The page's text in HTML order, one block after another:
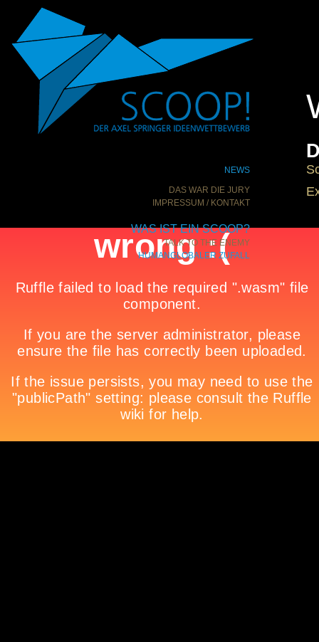
NEWS
DAS WAR DIE JURY
IMPRESSUM / KONTAKT
WAS IST EIN SCOOP?
TALK TO THE ENEMY
HUMANGLOBALER ZUFALL